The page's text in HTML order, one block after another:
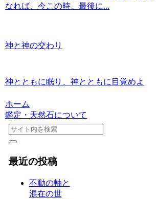
なれば、今この時、最後に...
神と神の交わり
神とともに眠り、神とともに目覚めよ
ホーム
鑑定・天然石について
最近の投稿
不動の軸と
混在の世